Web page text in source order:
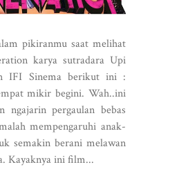
pikiranmu saat melihat
karya sutradara Upi
IFI Sinema berikut ini :
mikir begini. Wah..ini
ngajarin pergaulan bebas
mempengaruhi anak-
semakin berani melawan
Kayaknya ini film...